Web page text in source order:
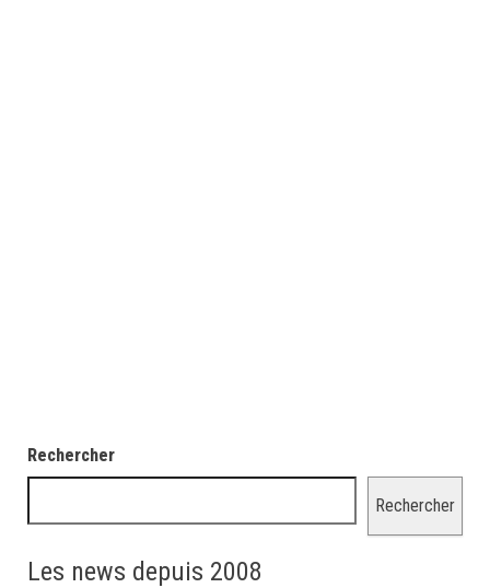
Rechercher
Rechercher
Les news depuis 2008